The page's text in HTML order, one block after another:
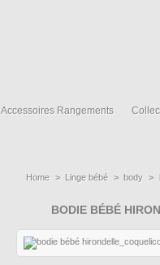
Accessoires Rangements
Home > Linge bébé > body >
BODIE BÉBÉ